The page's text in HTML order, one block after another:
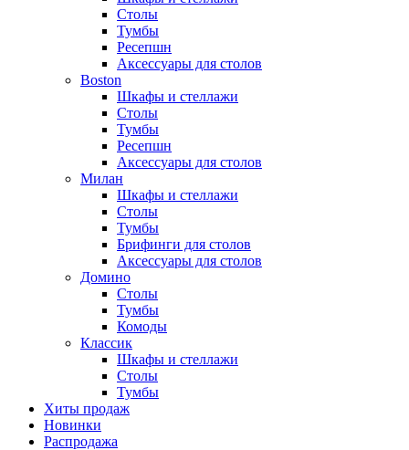
Столы
Тумбы
Ресепшн
Аксессуары для столов
Boston
Шкафы и стеллажи
Столы
Тумбы
Ресепшн
Аксессуары для столов
Милан
Шкафы и стеллажи
Столы
Тумбы
Брифинги для столов
Аксессуары для столов
Домино
Столы
Тумбы
Комоды
Классик
Шкафы и стеллажи
Столы
Тумбы
Хиты продаж
Новинки
Распродажа